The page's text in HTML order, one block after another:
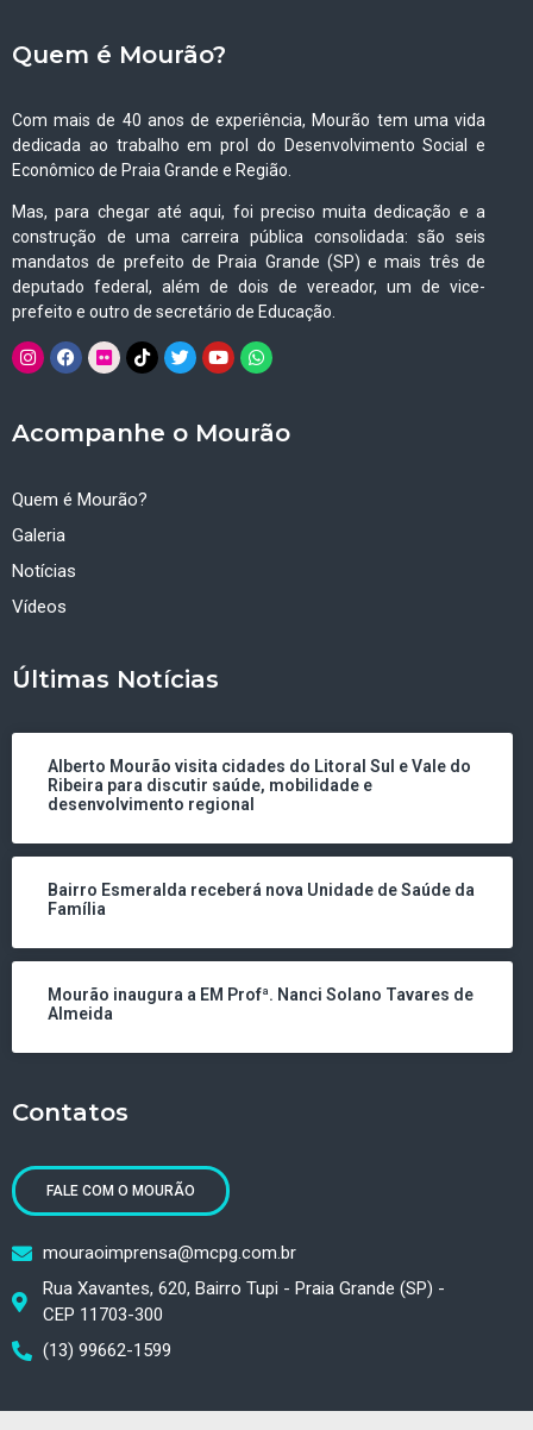
Quem é Mourão?
Com mais de 40 anos de experiência, Mourão tem uma vida
dedicada ao trabalho em prol do Desenvolvimento Social e
Econômico de Praia Grande e Região.
Mas, para chegar até aqui, foi preciso muita dedicação e a
construção de uma carreira pública consolidada: são seis
mandatos de prefeito de Praia Grande (SP) e mais três de
deputado federal, além de dois de vereador, um de vice-
prefeito e outro de secretário de Educação.
Acompanhe o Mourão
Quem é Mourão?
Galeria
Notícias
Vídeos
Últimas Notícias
Alberto Mourão visita cidades do Litoral Sul e Vale do
Ribeira para discutir saúde, mobilidade e
desenvolvimento regional
Bairro Esmeralda receberá nova Unidade de Saúde da
Família
Mourão inaugura a EM Profª. Nanci Solano Tavares de
Almeida
Contatos
FALE COM O MOURÃO
mouraoimprensa@mcpg.com.br
Rua Xavantes, 620, Bairro Tupi - Praia Grande (SP) -
CEP 11703-300
(13) 99662-1599